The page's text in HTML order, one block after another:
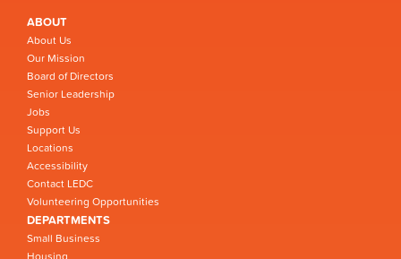
ABOUT
About Us
Our Mission
Board of Directors
Senior Leadership
Jobs
Support Us
Locations
Accessibility
Contact LEDC
Volunteering Opportunities
DEPARTMENTS
Small Business